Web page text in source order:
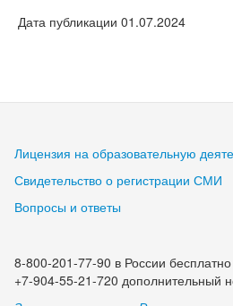
Дата публикации 01.07.2024
Лицензия на образовательную
Свидетельство о регистрации СМИ
Вопросы и ответы
8-800-201-77-90 в России бесплатно
+7-904-55-21-720 дополнительный